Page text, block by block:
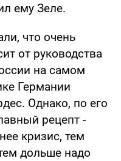
ему Зеле.
что очень
от руководства
на самом
Германии
Однако, по его
рецепт -
кризис, тем
дольше надо